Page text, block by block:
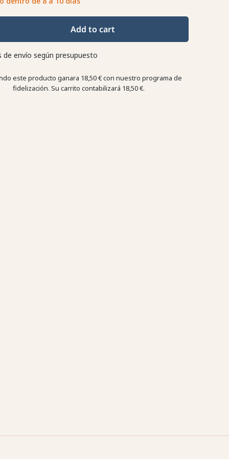
Add to cart
de envío según presupuesto
este producto ganara 18,50 €con nuestro programa de
fidelización. Su carrito contabilizará 18,50 €.